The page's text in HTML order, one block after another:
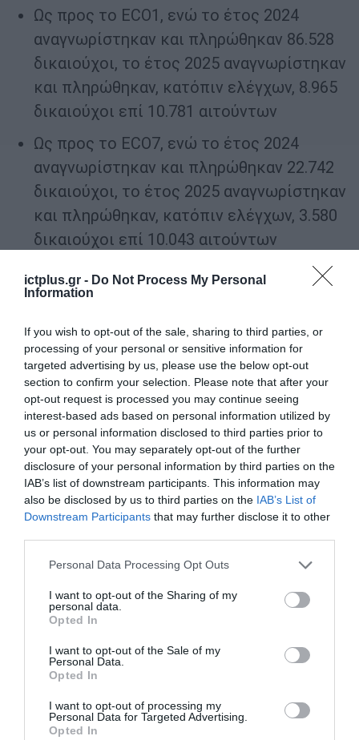
ictplus.gr - Do Not Process My Personal
Information
If you wish to opt-out of the sale, sharing to third parties, or
processing of your personal or sensitive information for
targeted advertising by us, please use the below opt-out
section to confirm your selection. Please note that after your
opt-out request is processed you may continue seeing
interest-based ads based on personal information utilized by
us or personal information disclosed to third parties prior to
your opt-out. You may separately opt-out of the further
disclosure of your personal information by third parties on the
IAB’s list of downstream participants. This information may
also be disclosed by us to third parties on the IAB’s List of
Downstream Participants that may further disclose it to other
Please note that this website/app uses one or more Google
not limited to your visit or usage behaviour. You may click to
grant or deny consent to Google and its third-party tags to
use your data for below specified purposes in below Google
consent section.
Personal Data Processing Opt Outs
I want to opt-out of the Sharing of my
personal data.
Opted In
I want to opt-out of the Sale of my
Personal Data.
Opted In
I want to opt-out of processing my
Personal Data for Targeted Advertising.
Opted In
Ως προς το ECO1, ενώ το έτος 2024
αναγνωρίστηκαν και πληρώθηκαν 86.528
δικαιούχοι, το έτος 2025 αναγνωρίστηκαν
και πληρώθηκαν, κατόπιν ελέγχων, 8.965
δικαιούχοι επί 10.781 αιτούντων
Ως προς το ECO7, ενώ το έτος 2024
αναγνωρίστηκαν και πληρώθηκαν 22.742
δικαιούχοι, το έτος 2025 αναγνωρίστηκαν
και πληρώθηκαν, κατόπιν ελέγχων, 3.580
δικαιούχοι επί 10.043 αιτούντων
Κατ΄ αποτέλεσμα, στην παρούσα πληρωμή
το σχετικό προϋπολογισμό.Με βάση τις
κατευθύνσεις που θα δοθούν από το
Υπουργείο Αγροτικής Ανάπτυξης και
Τροφίμων, το ποσό αυτό μπορεί να διατεθεί
στην επαύξηση των ενισχύσεων άλλων
οικολογικών σχημάτων κατά την πληρωμή
του Ιουνίου 2026.
Εκκρεμότητες έτους 2018
ευρώ, που αφορά στην εξόφληση
εκκρεμοτήτων του έτους 2018, μετατίθεται
για τον Ιούνιο 2026.
Διευκρινίσεις επί των συμψηφισμών
Διευκρινίζεται ότι δεν
πραγματοποιήθηκε συμψηφισμός στο